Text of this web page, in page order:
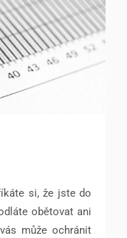
si, že jste do
obětovat ani
může ochránit